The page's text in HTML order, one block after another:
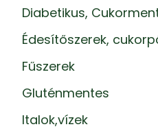
Diabetikus,
Édesítőszerek,
Fűszerek
Gluténmentes
Italok,vízek